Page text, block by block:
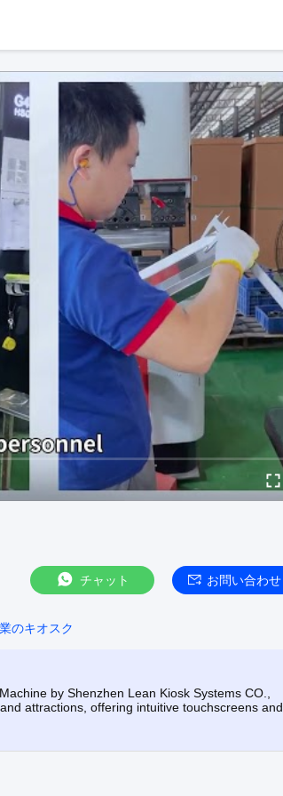
チャット お問い合わせ
のキオスク
by Shenzhen Lean Kiosk Systems CO.,
attractions, offering intuitive touchscreens and